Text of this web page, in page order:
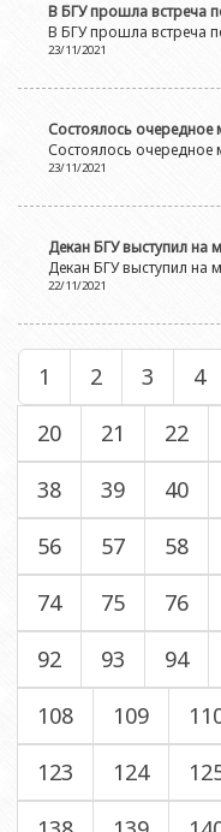
В БГУ прошла встреча
В БГУ прошла встреча
23/11/2021
Состоялось очередное
Состоялось очередное
23/11/2021
Декан БГУ выступил
Декан БГУ выступил
22/11/2021
1 2 3 4
20
21 22
38
39 40
56
57 58
74
75 76
92
93 94
108
109
123
124